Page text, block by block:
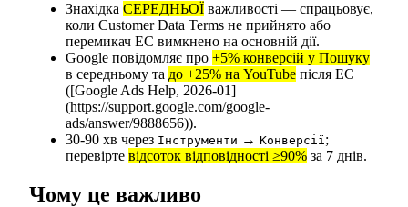
Знахідка СЕРЕДНЬОЇ важливості — спрацьовує,
коли Customer Data Terms не прийнято або
перемикач EC вимкнено на основній дії.
Google повідомляє про +5% конверсій у Пошуку
в середньому та до +25% на YouTube після EC
([Google Ads Help, 2026-01]
(https://support.google.com/google-
ads/answer/9888656)).
30-90 хв через Інструменти → Конверсії;
перевірте відсоток відповідності ≥90% за 7 днів.
Чому це важливо